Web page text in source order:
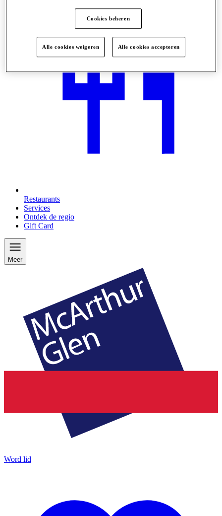
Restaurants
Services
Ontdek de regio
Gift Card
Meer
Word lid
Cookies beheren
Alle cookies weigeren Alle cookies accepteren